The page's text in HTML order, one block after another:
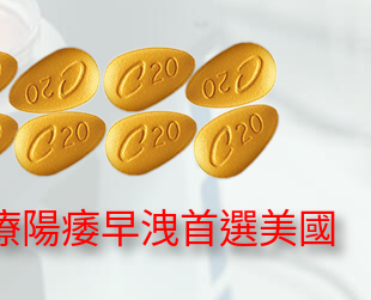
陽痿早洩首選美國